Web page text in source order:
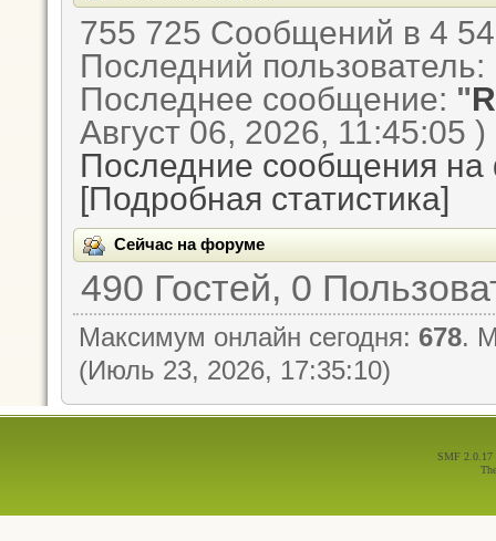
755 725 Сообщений в 4
Последний пользователь:
Последнее сообщение: "
Август 06, 2026, 11:45:05 )
Последние сообщения
[Подробная статистика]
Сейчас на форуме
490 Гостей, 0
Максимум онлайн сегодня: 678.
(Июль 23, 2026, 17:35:10)
SMF 2.0.17